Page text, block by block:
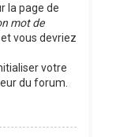
la page de
mot de
vous devriez
votre
du forum.